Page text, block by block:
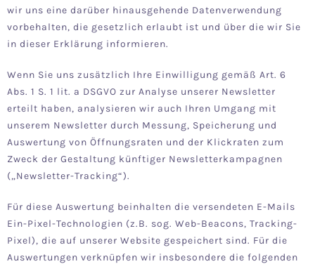
wir uns eine darüber hinausgehende Datenverwendung
vorbehalten, die gesetzlich erlaubt ist und über die wir Sie
in dieser Erklärung informieren.
Wenn Sie uns zusätzlich Ihre Einwilligung gemäß Art. 6
Abs. 1 S. 1 lit. a DSGVO zur Analyse unserer Newsletter
erteilt haben, analysieren wir auch Ihren Umgang mit
unserem Newsletter durch Messung, Speicherung und
Auswertung von Öffnungsraten und der Klickraten zum
Zweck der Gestaltung künftiger Newsletterkampagnen
(„Newsletter-Tracking“).
Für diese Auswertung beinhalten die versendeten E-Mails
Ein-Pixel-Technologien (z.B. sog. Web-Beacons, Tracking-
Pixel), die auf unserer Website gespeichert sind. Für die
Auswertungen verknüpfen wir insbesondere die folgenden